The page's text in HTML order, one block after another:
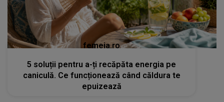
femeia.ro
5 soluții pentru a-ți recăpăta energia pe
caniculă. Ce funcționează când căldura te
epuizează